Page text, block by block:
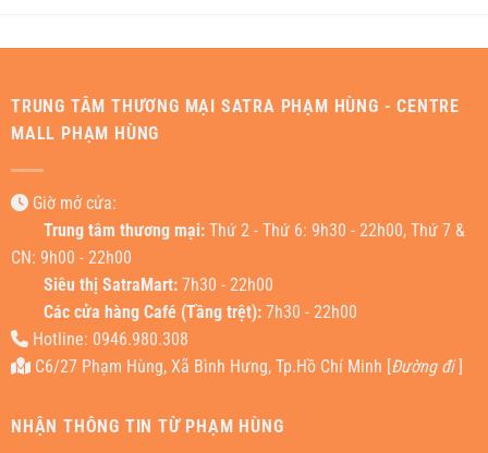
TRUNG TÂM THƯƠNG MẠI SATRA PHẠM HÙNG - CENTRE
MALL PHẠM HÙNG
Giờ mở cửa:
Trung tâm thương mại: Thứ 2 - Thứ 6: 9h30 - 22h00, Thứ 7 &
CN: 9h00 - 22h00
Siêu thị SatraMart: 7h30 - 22h00
Các cửa hàng Café (Tầng trệt): 7h30 - 22h00
Hotline: 0946.980.308
C6/27 Phạm Hùng, Xã Bình Hưng, Tp.Hồ Chí Minh [ Đường đi]
NHẬN THÔNG TIN TỪ PHẠM HÙNG